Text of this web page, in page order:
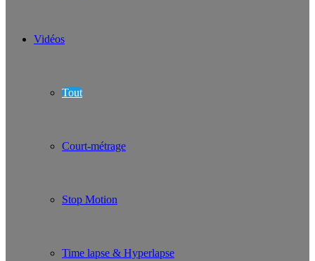
Vidéos
Tout
Court-métrage
Stop Motion
Time lapse & Hyperlapse